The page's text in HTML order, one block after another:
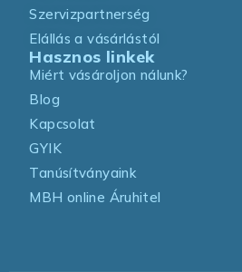
Szervizpartnerség
Elállás a vásárlástól
Hasznos linkek
Miért vásároljon nálunk?
Blog
Kapcsolat
GYIK
Tanúsítványaink
MBH online Áruhitel